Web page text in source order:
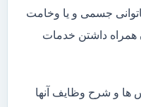
جسمی و یا وخامت
همراه داشتن خدمات
ها و شرح وظایف آنها